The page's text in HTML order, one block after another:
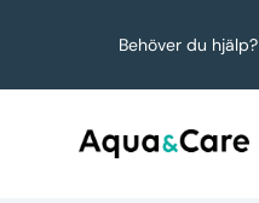
Behöver du hjälp?